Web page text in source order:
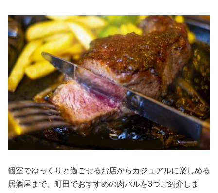
個室でゆっくりと過ごせるお店からカジュアルに楽しめる
居酒屋まで、町田でおすすめの肉バルを3つご紹介しま